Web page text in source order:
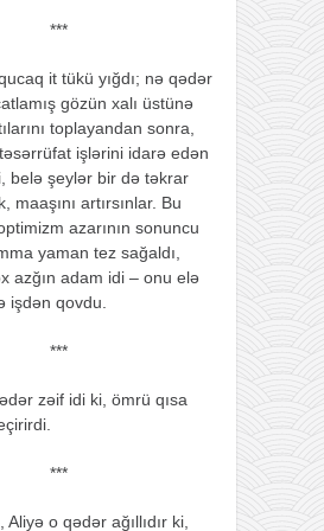
***
it tükü yığdı; nə qədər
gözün xalı üstünə
toplayandan sonra,
işlərini idarə edən
belə şeylər bir də təkrar
maaşını artırsınlar. Bu
azarının sonuncu
yaman tez sağaldı,
azğın adam idi – onu elə
işdən qovdu.
***
zəif idi ki, ömrü qısa
***
o qədər ağıllıdır ki,